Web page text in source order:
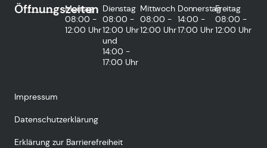
Öffnungszeiten
Montag
08:00 -
12:00 Uhr
Dienstag
08:00 -
12:00 Uhr
und
14:00 -
17:00 Uhr
Mittwoch
08:00 -
12:00 Uhr
Donnerstag
14:00 -
17:00 Uhr
Freitag
08:00 -
12:00 Uhr
Impressum
Datenschutzerklärung
Erklärung zur Barrierefreiheit